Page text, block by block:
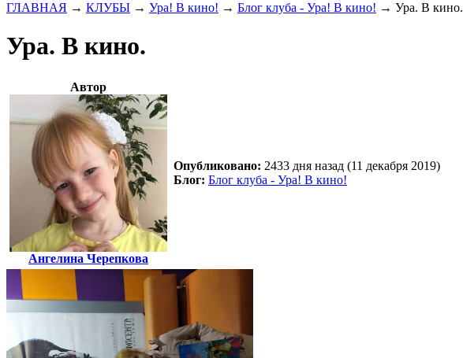
ГЛАВНАЯ → КЛУБЫ → Ура! В кино! → Блог клуба - Ура! В кино! → Ура. В кино.
Ура. В кино.
Автор
Ангелина Черепкова
Опубликовано: 2433 дня назад (11 декабря 2019)
Блог: Блог клуба - Ура! В кино!